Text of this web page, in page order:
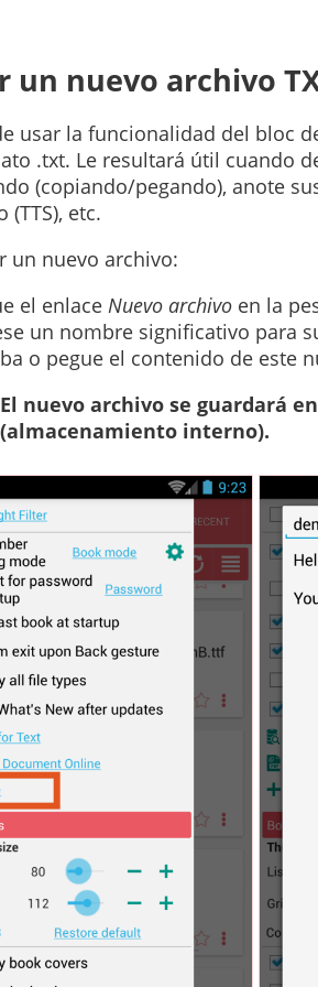
un nuevo archivo
usar la funcionalidad del bloc
.txt. Le resultará útil cuando
(copiando/pegando), anote
(TTS), etc.
un nuevo archivo:
el enlace Nuevo archivo en la
un nombre significativo para
o pegue el contenido de este
El nuevo archivo se guardará
(almacenamiento interno).